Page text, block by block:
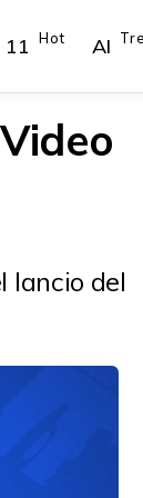
11 Hot AI
lancio del